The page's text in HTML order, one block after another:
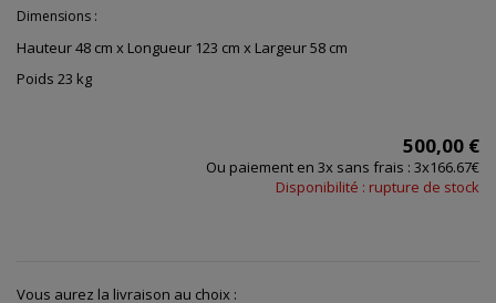
Dimensions :
Hauteur 48 cm x Longueur 123 cm x Largeur 58 cm
Poids 23 kg
500,00 €
Ou paiement en 3x sans frais : 3x166.67€
Disponibilité : rupture de stock
Vous aurez la livraison au choix :